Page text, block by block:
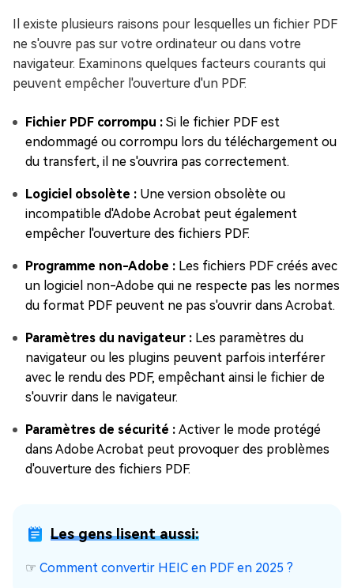
Il existe plusieurs raisons pour lesquelles un fichier PDF
ne s'ouvre pas sur votre ordinateur ou dans votre
navigateur. Examinons quelques facteurs courants qui
peuvent empêcher l'ouverture d'un PDF.
Fichier PDF corrompu : Si le fichier PDF est
endommagé ou corrompu lors du téléchargement ou
du transfert, il ne s'ouvrira pas correctement.
Logiciel obsolète : Une version obsolète ou
incompatible d'Adobe Acrobat peut également
empêcher l'ouverture des fichiers PDF.
Programme non-Adobe : Les fichiers PDF créés avec
un logiciel non-Adobe qui ne respecte pas les normes
du format PDF peuvent ne pas s'ouvrir dans Acrobat.
Paramètres du navigateur : Les paramètres du
navigateur ou les plugins peuvent parfois interférer
avec le rendu des PDF, empêchant ainsi le fichier de
s'ouvrir dans le navigateur.
Paramètres de sécurité : Activer le mode protégé
dans Adobe Acrobat peut provoquer des problèmes
d'ouverture des fichiers PDF.
Les gens lisent aussi:
☞ Comment convertir HEIC en PDF en 2025 ?